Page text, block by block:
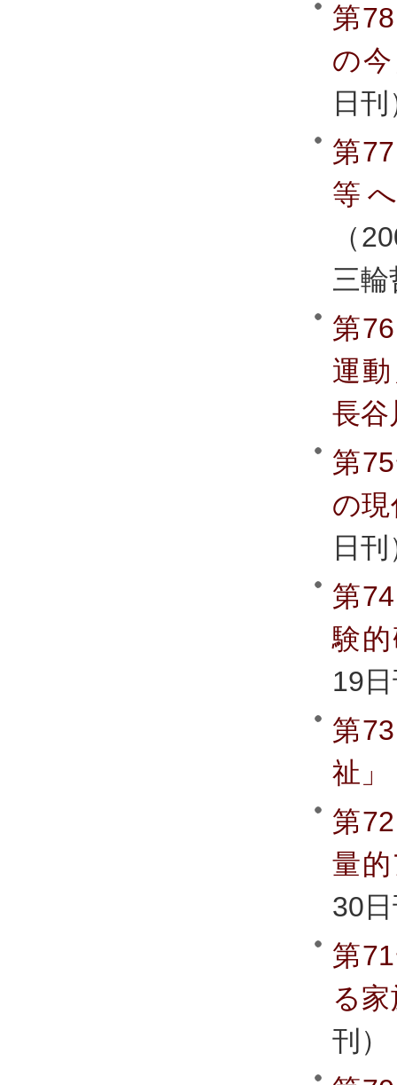
第
の
日
第
等
（
三
第
運
長谷
第
の
日
第
験
19
第
祉」
第
量
30
第
る
刊）